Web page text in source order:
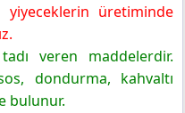
yiyeceklerin üretiminde
veren maddelerdir.
dondurma, kahvaltı
bulunur.